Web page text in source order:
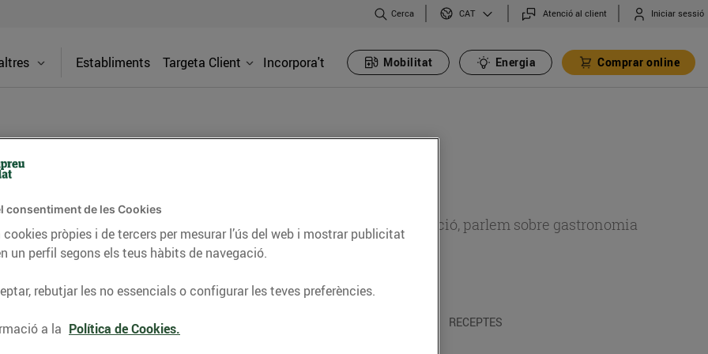
Cerca CAT Atenció al client Iniciar sessió
Establiments Targeta Client Incorpora't Mobilitat Energia Comprar online
consells nutricionals, informació d’actualitat sobre alimentació, parlem sobre gastronomia
del nostre territori i molts altres temes.
CONSELLS I HÀBITS SALUDABLES RECEPTES
consentiment de les Cookies
pròpies i de tercers per mesurar l’ús del web i mostrar publicitat
un perfil segons els teus hàbits de navegació.
rebutjar les no essencials o configurar les teves preferències.
a la Política de Cookies.